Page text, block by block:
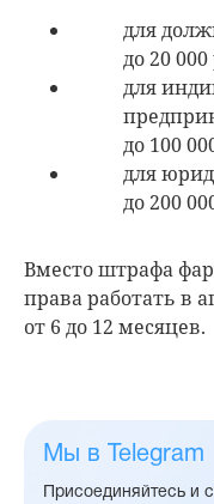
для
до 20
для
до 100
для
до 200
Вместо штрафа
права работать в
от 6 до 12 месяцев.
Мы в Telegram
Присоединяйтесь и